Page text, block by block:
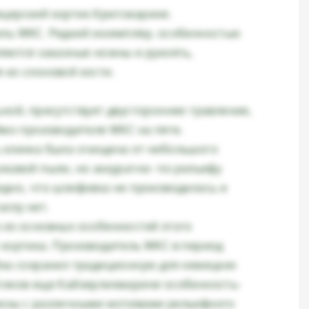
кортик Кригсмарине.
WKC. Редкий экземпляр, особенностью
заказные ножны и рукоять,
слоновой кости.
присутствует двустороннее травление,
производителя WKC на пяте.
клинка была очищена от небольшого
пыли, но аккуратно- по рельефу
что шлифовка не производилась и
нет.
основных особенностей этого
Производитель WKC в период
сохранил традиционную для немецких
еще Кайзерлихмарине особенность-
с различными мотивами рельефного